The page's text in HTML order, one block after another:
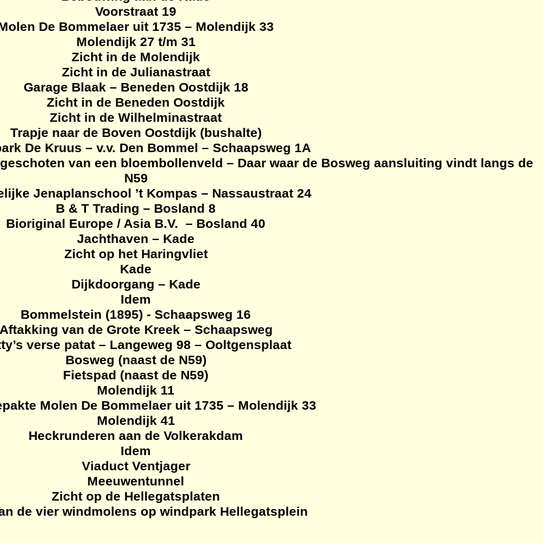
Voorstraat 19
De Bommelaer uit 1735 – Molendijk 33
Molendijk 27 t/m 31
Zicht in de Molendijk
Zicht in de Julianastraat
Garage Blaak – Beneden Oostdijk 18
Zicht in de Beneden Oostdijk
Zicht in de Wilhelminastraat
Trapje naar de Boven Oostdijk (bushalte)
De Kruus – v.v. Den Bommel – Schaapsweg 1A
van een bloembollenveld – Daar waar de Bosweg aansluiting vindt langs de
N59
Jenaplanschool ’t Kompas – Nassaustraat 24
B & T Trading – Bosland 8
Bioriginal Europe / Asia B.V. – Bosland 40
Jachthaven – Kade
Zicht op het Haringvliet
Kade
Dijkdoorgang – Kade
Idem
Bommelstein (1895) - Schaapsweg 16
van de Grote Kreek – Schaapsweg
verse patat – Langeweg 98 – Ooltgensplaat
Bosweg (naast de N59)
Fietspad (naast de N59)
Molendijk 11
Molen De Bommelaer uit 1735 – Molendijk 33
Molendijk 41
Heckrunderen aan de Volkerakdam
Idem
Viaduct Ventjager
Meeuwentunnel
Zicht op de Hellegatsplaten
de vier windmolens op windpark Hellegatsplein